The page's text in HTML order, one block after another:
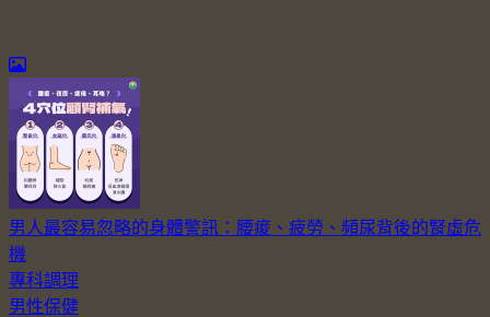
男人最容易忽略的身體警訊：腰痠、疲勞、頻尿背後的腎虛危
機
專科調理
男性保健